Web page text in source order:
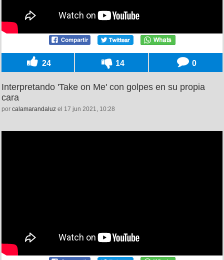
24 14 0
Interpretando 'Take on Me' con golpes en su propia
cara
por calamarandaluz el 17 jun 2021, 10:28